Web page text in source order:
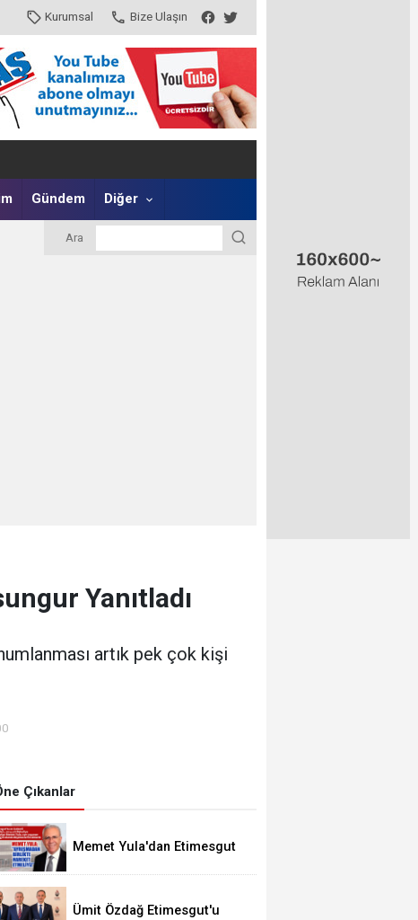
Kurumsal Bize Ulaşın
Gündem Diğer
Ara
Yanıtladı
artık pek çok kişi
Çıkanlar
Memet Yula'dan Etimesgut
Ümit Özdağ Etimesgut'u